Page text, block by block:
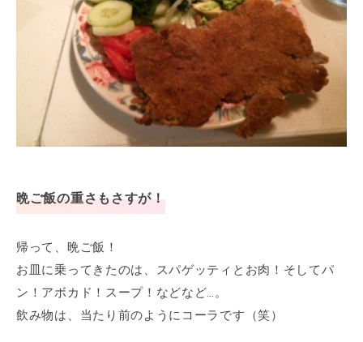
晩ご飯の重さもさすが！
帰って、晩ご飯！
お皿に乗ってきたのは、スパゲッティとお肉！そしてパ
ン！アボカド！スープ！などなど…。
飲み物は、当たり前のようにコーラです（笑）